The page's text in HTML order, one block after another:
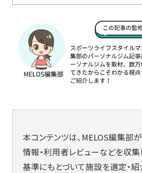
本コンテンツは、MELOS編集部
情報・利用者レビューなどを収集
基準にもとづいて施設を選定・紹